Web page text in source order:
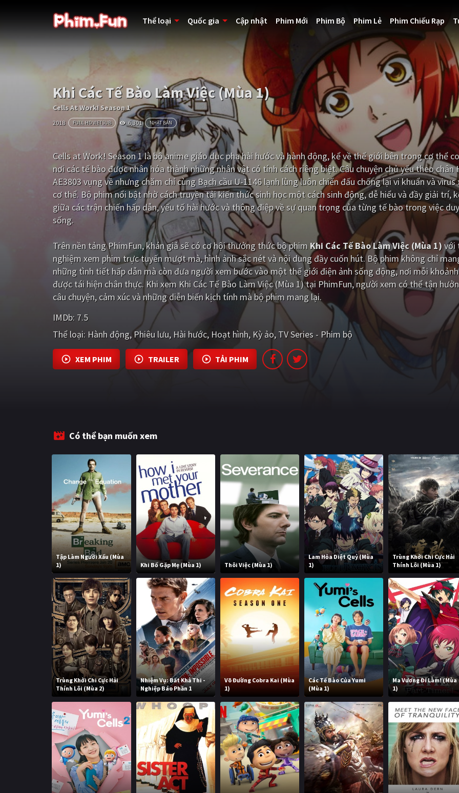
Thể loại Quốc gia Cập nhật Phim Mới Phim Bộ Phim Lẻ Phim Chiếu Rạp
Khi Các Tế Bào Làm Việc (Mùa 1)
Cells At Work! Season 1
2018 FULL HD VIETSUB 6,301 NHẬT BẢN
Cells at Work! Season 1 là bộ anime giáo dục pha hài hước và hành động, kể về thế giới bên trong cơ thể
nơi các tế bào được nhân hóa thành những nhân vật có tính cách riêng biệt. Câu chuyện chủ yếu theo chân
AE3803 vụng về nhưng chăm chỉ cùng Bạch cầu U-1146 lạnh lùng luôn chiến đấu chống lại vi khuẩn và virus
cơ thể. Bộ phim nổi bật nhờ cách truyền tải kiến thức sinh học một cách sinh động, dễ hiểu và đầy giải trí,
giữa các trận chiến hấp dẫn, yếu tố hài hước và thông điệp về sự quan trọng của từng tế bào trong việc
sống.
Trên nền tảngPhimFun, khán giả sẽ có cơ hội thưởng thức bộ phim Khi Các Tế Bào Làm Việc (Mùa 1)với
nghiệm xem phim trực tuyến mượt mà, hình ảnh sắc nét và nội dung đầy cuốn hút. Bộ phim không chỉ
những tình tiết hấp dẫn mà còn đưa người xem bước vào một thế giới điện ảnh sống động, nơi mỗi
được tái hiện chân thực. Khi xem Khi Các Tế Bào Làm Việc (Mùa 1) tại PhimFun, người xem có thể tận
câu chuyện, cảm xúc và những diễn biến kịch tính mà bộ phim mang lại.
IMDb: 7.5
Thể loại: Hành động Phiêu lưu Hài hước Hoạt hình Kỳ ảo TV Series - Phim bộ
XEM PHIM TRAILER TẢI PHIM
Có thể bạn muốn xem
Tập Làm Người Xấu (Mùa
1)
Khi Bố Gặp Mẹ (Mùa 1) Thôi Việc (Mùa 1)
Lam Hỏa Diệt Quỷ (Mùa
1)
Trùng Khởi Chi Cực Hải
Thính Lôi (Mùa 1)
Trùng Khởi Chi Cực Hải
Thính Lôi (Mùa 2)
Nhiệm Vụ: Bất Khả Thi -
Nghiệp Báo Phần 1
Võ Đường Cobra Kai (Mùa
1)
Các Tế Bào Của Yumi
(Mùa 1)
Ma Vương Đi Làm! (Mùa
1)